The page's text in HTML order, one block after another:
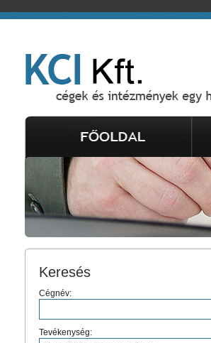
Keresés
Cégnév:
Tevékenység: